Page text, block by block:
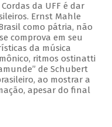
da UFF é dar
Ernst Mahle
como pátria, não
comprova em seu
da música
ritmos ostinatti
de Schubert
ao mostrar a
apesar do final